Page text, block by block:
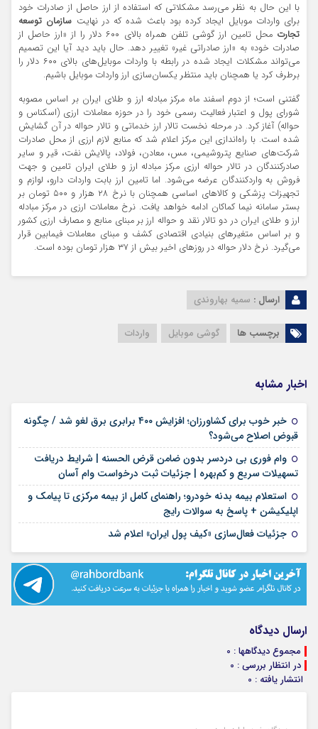
با این حال به نظر می‌رسد مشکلاتی که استفاده از ارز حاصل از صادرات خود
برای واردات موبایل ایجاد کرده بود باعث شده که در نهایت سازمان توسعه
تجارت
محل تامین ارز گوشی تلفن همراه بالای ۶۰۰ دلار را از «ارز حاصل از
صادرات خود» به «ارز صادراتی غیر» تغییر دهد. حال باید دید آیا این تصمیم
می‌تواند مشکلات ایجاد شده در رابطه با واردات موبایل‌های بالای ۶۰۰ دلار را
برطرف کرد یا همچنان باید منتظر یکسان‌سازی ارز واردات موبایل باشیم.
گفتنی است؛ از دوم اسفند ماه مرکز مبادله ارز و طلای ایران بر اساس مصوبه
شورای پول و اعتبار فعالیت رسمی خود را در حوزه معاملات ارزی (اسکناس و
حواله) آغاز کرد. در مرحله نخست تالار ارز خدماتی و تالار حواله در آن گشایش
شده است. با راه‌اندازی این مرکز اعلام شد که منابع لازم ارزی از محل صادرات
شرکت‌های صنایع پتروشیمی، مس، معادن، فولاد، پالایش نفت، قیر و سایر
صادرکنندگان در تالار حواله ارزی مرکز مبادله ارز و طلای ایران تامین و جهت
فروش به واردکنندگان عرضه می‌شود. اما تامین ارز بابت واردات دارو، لوازم و
تجهیزات پزشکی و کالاهای اساسی همچنان با نرخ ۲۸ هزار و ۵۰۰ تومان بر
بستر سامانه نیما کماکان ادامه خواهد یافت. نرخ معاملات ارزی در مرکز مبادله
ارز و طلای ایران در دو تالار نقد و حواله ارز بر مبنای منابع و مصارف ارزی کشور
و بر اساس متغیرهای بنیادی اقتصادی کشف و مبنای معاملات فیمابین قرار
می‌گیرد. نرخ دلار حواله در روزهای اخیر بیش از ۳۷ هزار تومان بوده است.
ارسال : سمیه بهاروندی
برچسب ها گوشی موبایل واردات
اخبار مشابه
خبر خوب برای کشاورزان؛ افزایش ۴۰۰ برابری برق لغو شد / چگونه
قبوض اصلاح می‌شود؟
وام فوری بی دردسر بدون ضامن قرض الحسنه | شرایط دریافت
تسهیلات سریع و کم‌بهره | جزئیات ثبت درخواست وام آسان
استعلام بیمه بدنه خودرو؛ راهنمای کامل از بیمه مرکزی تا پیامک و
اپلیکیشن + پاسخ به سوالات رایج
جزئیات فعال‌سازی «کیف پول ایران» اعلام شد
ارسال دیدگاه
مجموع دیدگاهها : 0
در انتظار بررسی : 0
انتشار یافته : 0